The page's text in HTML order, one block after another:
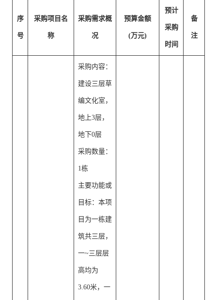
序
号
采购项目名
称
采购需求概
况
预算金额
(万元)
预计
采购
时间
备
注
采购内容：
建设三层草
编文化室，
地上3层，
地下0层
采购数量：
1栋
主要功能或
目标：本项
目为一栋建
筑共三层，
一~三层层
高均为
3.60米，一